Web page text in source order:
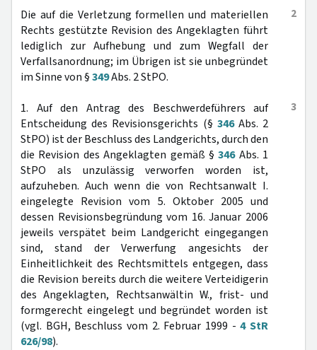
2
Die auf die Verletzung formellen und materiellen
Rechts gestützte Revision des Angeklagten führt
lediglich zur Aufhebung und zum Wegfall der
Verfallsanordnung; im Übrigen ist sie unbegründet
im Sinne von §349Abs. 2 StPO.
3
1. Auf den Antrag des Beschwerdeführers auf
Entscheidung des Revisionsgerichts (§ 346Abs. 2
StPO) ist der Beschluss des Landgerichts, durch den
die Revision des Angeklagten gemäß §346Abs. 1
StPO als unzulässig verworfen worden ist,
aufzuheben. Auch wenn die von Rechtsanwalt I.
eingelegte Revision vom 5. Oktober 2005 und
dessen Revisionsbegründung vom 16. Januar 2006
jeweils verspätet beim Landgericht eingegangen
sind, stand der Verwerfung angesichts der
Einheitlichkeit des Rechtsmittels entgegen, dass
die Revision bereits durch die weitere Verteidigerin
des Angeklagten, Rechtsanwältin W., frist- und
formgerecht eingelegt und begründet worden ist
(vgl. BGH, Beschluss vom 2. Februar 1999 -4 StR
626/98).